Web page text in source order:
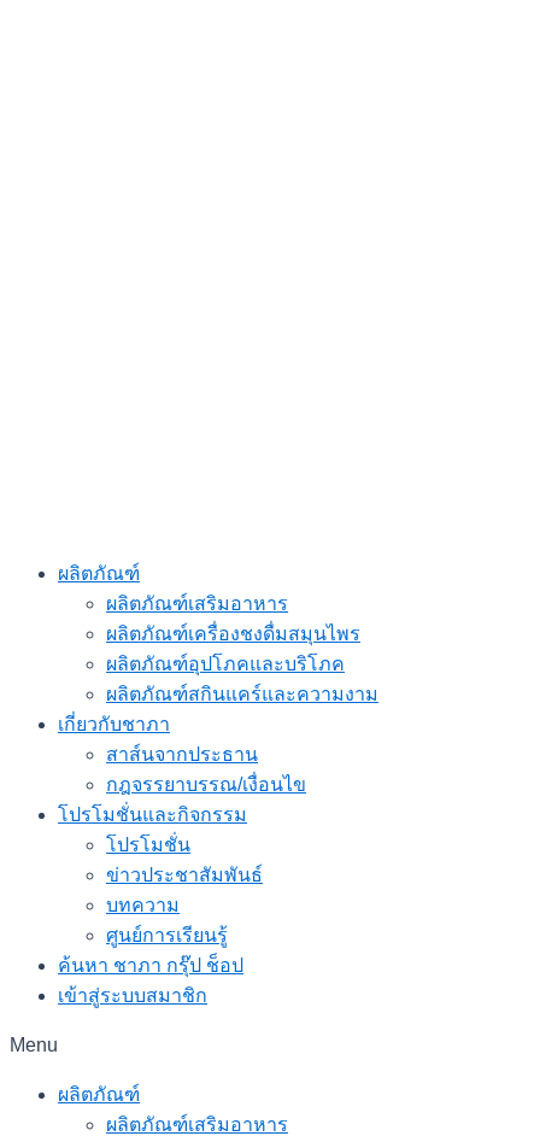
ผลิตภัณฑ์
ผลิตภัณฑ์เสริมอาหาร
ผลิตภัณฑ์เครื่องชงดื่มสมุนไพร
ผลิตภัณฑ์อุปโภคและบริโภค
ผลิตภัณฑ์สกินแคร์และความงาม
เกี่ยวกับชาภา
สาส์นจากประธาน
กฎจรรยาบรรณ/เงื่อนไข
โปรโมชั่นและกิจกรรม
โปรโมชั่น
ข่าวประชาสัมพันธ์
บทความ
ศูนย์การเรียนรู้
ค้นหา ชาภา กรุ๊ป ช็อป
เข้าสู่ระบบสมาชิก
Menu
ผลิตภัณฑ์
ผลิตภัณฑ์เสริมอาหาร